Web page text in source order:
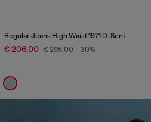
Regular Jeans High Waist 1971 D-Sent
€ 206,00 € 295,00 -30%